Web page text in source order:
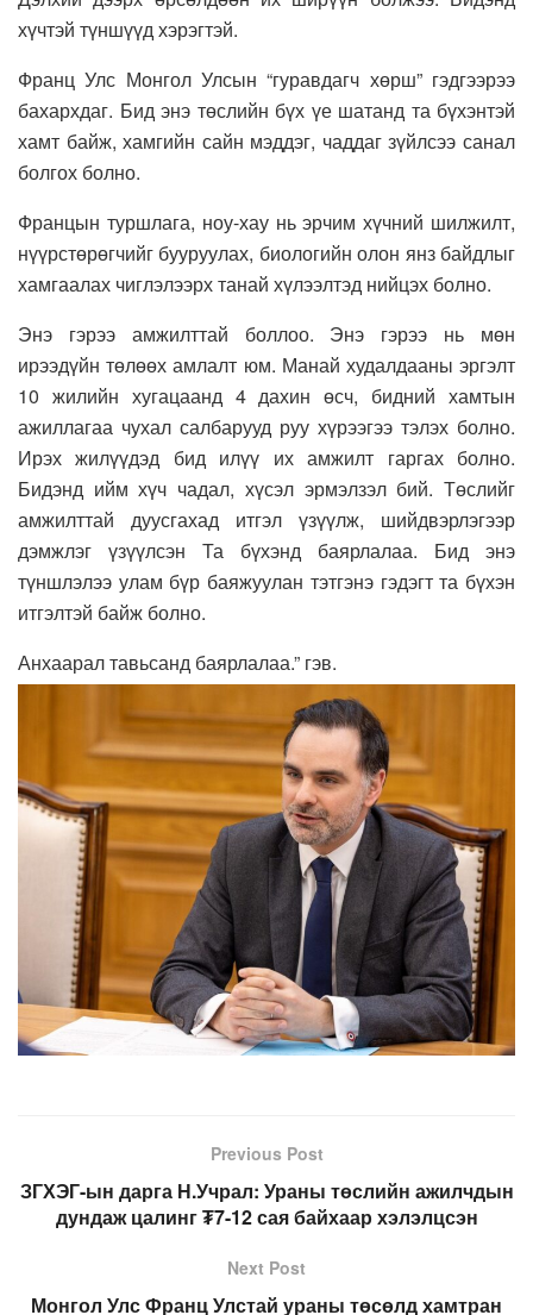
хүчтэй түншүүд хэрэгтэй.
Франц Улс Монгол Улсын “гуравдагч хөрш” гэдгээрээ
бахархдаг. Бид энэ төслийн бүх үе шатанд та бүхэнтэй
хамт байж, хамгийн сайн мэддэг, чаддаг зүйлсээ санал
болгох болно.
Францын туршлага, ноу-хау нь эрчим хүчний шилжилт,
нүүрстөрөгчийг бууруулах, биологийн олон янз байдлыг
хамгаалах чиглэлээрх танай хүлээлтэд нийцэх болно.
Энэ гэрээ амжилттай боллоо. Энэ гэрээ нь мөн
ирээдүйн төлөөх амлалт юм. Манай худалдааны эргэлт
10 жилийн хугацаанд 4 дахин өсч, бидний хамтын
ажиллагаа чухал салбарууд руу хүрээгээ тэлэх болно.
Ирэх жилүүдэд бид илүү их амжилт гаргах болно.
Бидэнд ийм хүч чадал, хүсэл эрмэлзэл бий. Төслийг
амжилттай дуусгахад итгэл үзүүлж, шийдвэрлэгээр
дэмжлэг үзүүлсэн Та бүхэнд баярлалаа. Бид энэ
түншлэлээ улам бүр баяжуулан тэтгэнэ гэдэгт та бүхэн
итгэлтэй байж болно.
Анхаарал тавьсанд баярлалаа.” гэв.
Previous Post
ЗГХЭГ-ын дарга Н.Учрал: Ураны төслийн ажилчдын
дундаж цалинг ₮7-12 сая байхаар хэлэлцсэн
Next Post
Монгол Улс Франц Улстай ураны төсөлд хамтран